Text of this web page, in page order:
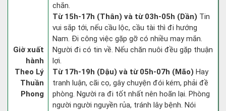
Giờ xuất
hành
Theo Lý
Thuần
Phong
chắn.
Từ 15h-17h (Thân) và từ 03h-05h (Dần) Tin
vui sắp tới, nếu cầu lộc, cầu tài thì đi hướng
Nam. Đi công việc gặp gỡ có nhiều may mắn.
Người đi có tin về. Nếu chăn nuôi đều gặp thuận
lợi.
Từ 17h-19h (Dậu) và từ 05h-07h (Mão) Hay
tranh luận, cãi cọ, gây chuyện đói kém, phải đề
phòng. Người ra đi tốt nhất nên hoãn lại. Phòng
người người nguyền rủa, tránh lây bệnh. Nói